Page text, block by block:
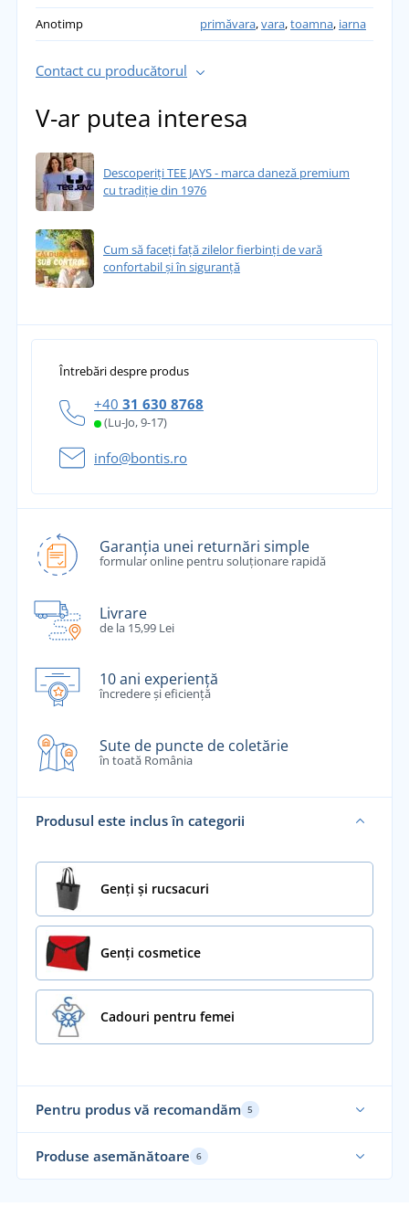
Anotimp primăvara,vara,toamna, iarna
Contact cu producătorul
V-ar putea interesa
Descoperiți TEE JAYS - marca daneză premium
cu tradiție din 1976
Cum să faceți față zilelor fierbinți de vară
confortabil și în siguranță
Întrebări despre produs
+40 31 630 8768
(Lu-Jo, 9-17)
info@bontis.ro
Garanția unei returnări simple
formular online pentru soluționare rapidă
Livrare
de la 15,99 Lei
10 ani experiență
încredere și eficiență
Sute de puncte de coletărie
în toată România
Produsul este inclus în categorii
Genți și rucsacuri
Genți cosmetice
Cadouri pentru femei
Pentru produs vă recomandăm 5
Produse asemănătoare 6